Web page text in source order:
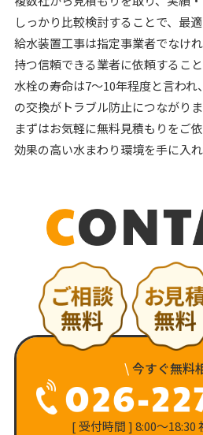
しっかり比較検討することで、最
給水装置工事は指定事業者でなけ
持つ信頼できる業者に依頼するこ
水栓の寿命は7～10年程度と言わ
の交換がトラブル防止につながりま
まずはお気軽に無料見積もりをご
効果の高い水まわり環境を手に入れ
\ 今すぐ無料
[ 受付時間 ] 8:00〜18:30